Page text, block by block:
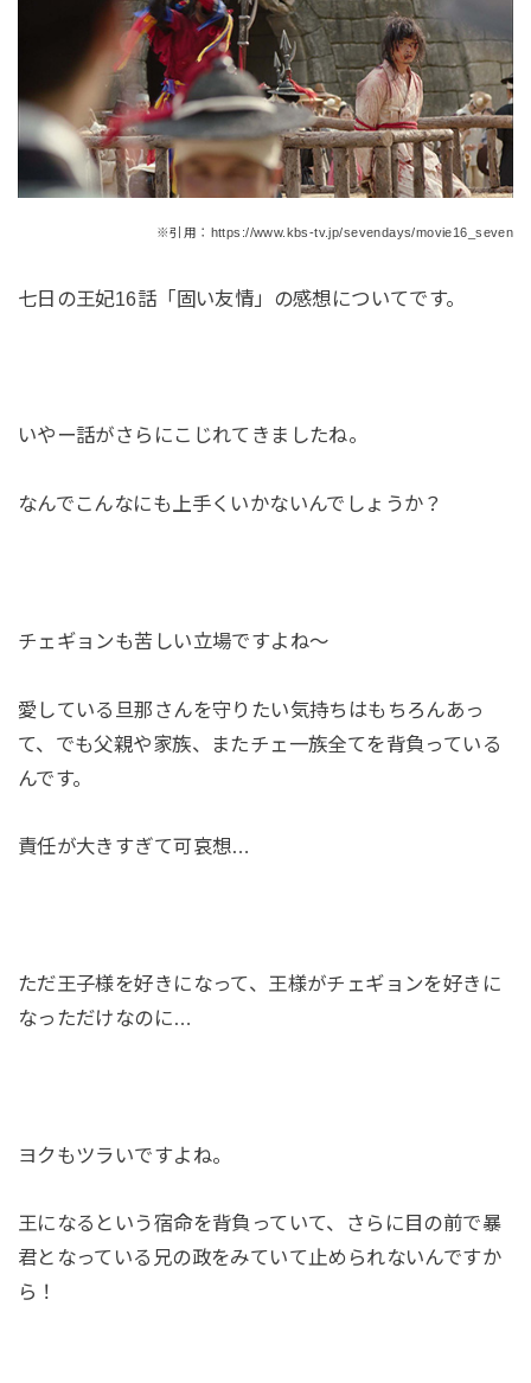
※引用：https://www.kbs-tv.jp/sevendays/movie16_seven
七日の王妃16話「固い友情」の感想についてです。
いやー話がさらにこじれてきましたね。
なんでこんなにも上手くいかないんでしょうか？
チェギョンも苦しい立場ですよね～
愛している旦那さんを守りたい気持ちはもちろんあっ
て、でも父親や家族、またチェ一族全てを背負っている
んです。
責任が大きすぎて可哀想…
ただ王子様を好きになって、王様がチェギョンを好きに
なっただけなのに…
ヨクもツラいですよね。
王になるという宿命を背負っていて、さらに目の前で暴
君となっている兄の政をみていて止められないんですか
ら！